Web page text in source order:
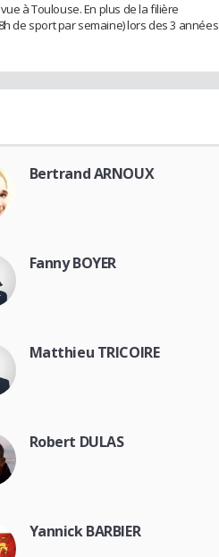
à Toulouse. En plus de la filière
de sport par semaine) lors des 3 années
Bertrand ARNOUX
Fanny BOYER
Matthieu TRICOIRE
Robert DULAS
Yannick BARBIER